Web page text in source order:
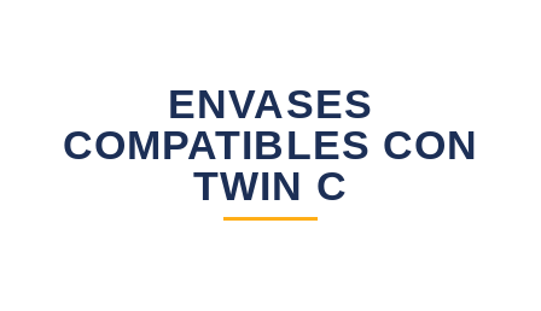
ENVASES
COMPATIBLES CON
TWIN C